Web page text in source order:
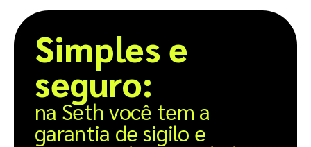
Simples e
seguro:
na Seth você tem a
garantia de sigilo e